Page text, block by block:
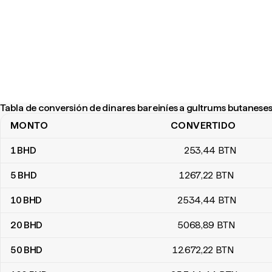
Tabla de conversión de dinares bareiníes a gultrums butaneses
Tabla de conversión de dinares bareiníes a gultrums butaneses
MONTO CONVERTIDO
1BHD 253,44 BTN
5 BHD 1267,22 BTN
10 BHD 2534,44 BTN
20 BHD 5068,89 BTN
50 BHD 12.672,22 BTN